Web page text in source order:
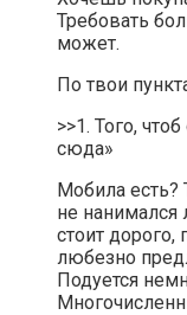
Требовать
может.
По твои
>>1. Того,
сюда»
Мобила есть?
не
стоит
любезно
Подуется